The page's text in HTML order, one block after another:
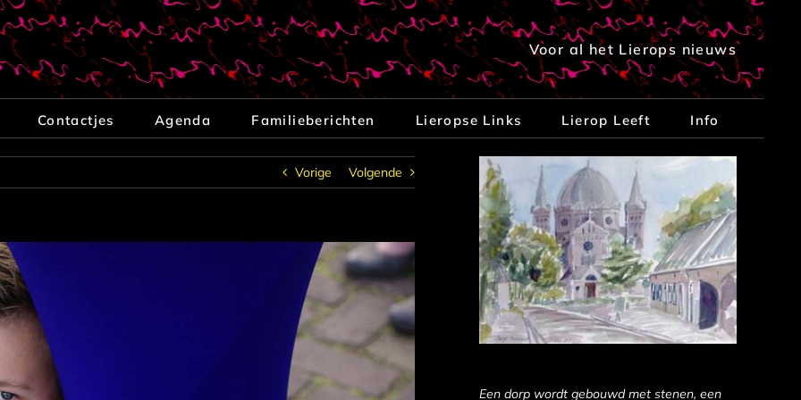
Voor al het Lierops nieuws
Contactjes Agenda Familieberichten Lieropse Links Lierop Leeft Info
Vorige Volgende
Een dorp wordt gebouwd met stenen, een